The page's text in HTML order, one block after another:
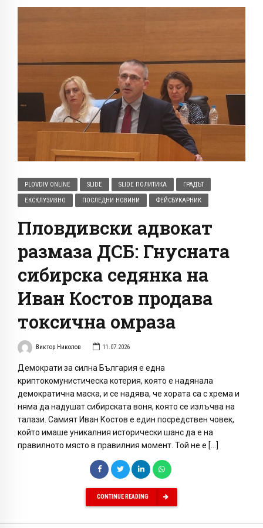
PLOVDIV ONLINE SLIDE SLIDE ПОЛИТИКА ГРАДЪТ
ЕКСКЛУЗИВНО ПОСЛЕДНИ НОВИНИ ФЕЙСБУКАРНИК
Пловдивски адвокат
размаза ДСБ: Гнусната
сибирска седянка на
Иван Костов продава
токсична омраза
Виктор Николов 11.07.2026
Демократи за силна България е една
криптокомунистическа котерия, която е надянала
демократична маска, и се надява, че хората са с хрема и
няма да надушат сибирската воня, която се излъчва на
талази. Самият Иван Костов е един посредствен човек,
който имаше уникалния исторически шанс да е на
правилното място в правилния момент. Той не е […]
CONTINUE READING